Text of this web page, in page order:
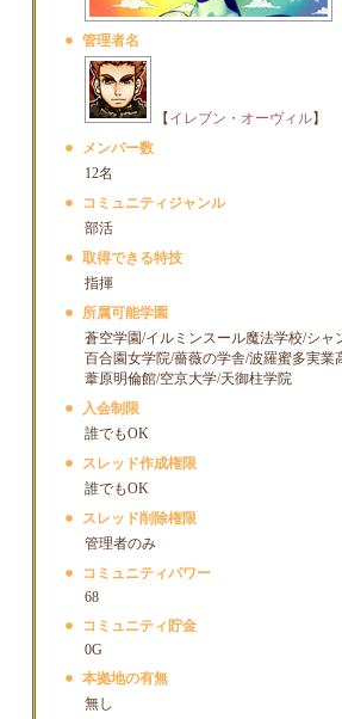
管理者名
【 イレブン・オーヴィル】
メンバー数
12名
コミュニティジャンル
部活
取得できる特技
指揮
所属可能学園
蒼空学園/イルミンスール魔法学校/シャ
百合園女学院/薔薇の学舎/波羅蜜多実業
葦原明倫館/空京大学/天御柱学院
入会制限
誰でもOK
スレッド作成権限
誰でもOK
スレッド削除権限
管理者のみ
コミュニティパワー
68
コミュニティ貯金
0G
本拠地の有無
無し